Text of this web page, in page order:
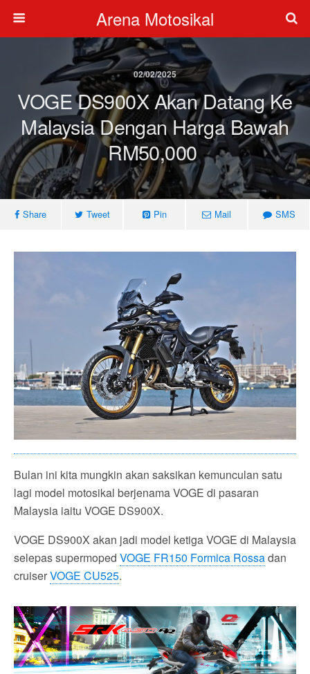
Arena Motosikal
02/02/2025
VOGE DS900X Akan Datang Ke
Malaysia Dengan Harga Bawah
RM50,000
Share Tweet Pin Mail SMS
Bulan ini kita mungkin akan saksikan kemunculan satu
lagi model motosikal berjenama VOGE di pasaran
Malaysia iaitu VOGE DS900X.
VOGE DS900X akan jadi model ketiga VOGE di Malaysia
selepas supermoped VOGE FR150 Formica Rossadan
cruiserVOGE CU525.